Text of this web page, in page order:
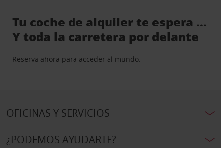
Tu coche de alquiler te espera …
Y toda la carretera por delante
Reserva ahora para acceder al mundo.
OFICINAS Y SERVICIOS
¿PODEMOS AYUDARTE?